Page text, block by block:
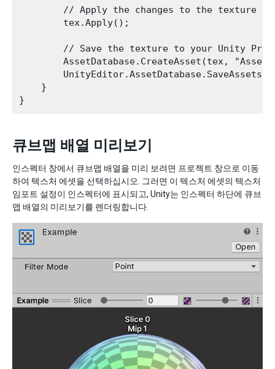
// Apply the changes to the texture
        tex.Apply();
// Save the texture to your Unity
AssetDatabase.CreateAsset(tex,
    }
큐브맵 배열 미리보기
인스펙터 창에서 큐브맵 배열을 미리 보려면 프로젝트 창으로 이동
하여 텍스처 에셋을 선택하십시오. 그러면 이 텍스처 에셋의 텍스처
임포트 설정이 인스펙터에 표시되고, Unity는 인스펙터 하단에 큐브
맵 배열의 미리보기를 렌더링합니다.